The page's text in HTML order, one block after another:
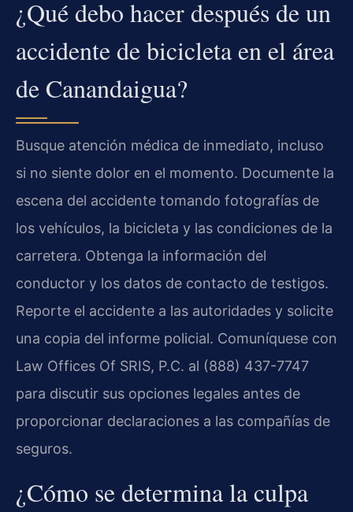
¿Qué debo hacer después de un
accidente de bicicleta en el área
de Canandaigua?
Busque atención médica de inmediato, incluso
si no siente dolor en el momento. Documente la
escena del accidente tomando fotografías de
los vehículos, la bicicleta y las condiciones de la
carretera. Obtenga la información del
conductor y los datos de contacto de testigos.
Reporte el accidente a las autoridades y solicite
una copia del informe policial. Comuníquese con
Law Offices Of SRIS, P.C. al (888) 437-7747
para discutir sus opciones legales antes de
proporcionar declaraciones a las compañías de
seguros.
¿Cómo se determina la culpa